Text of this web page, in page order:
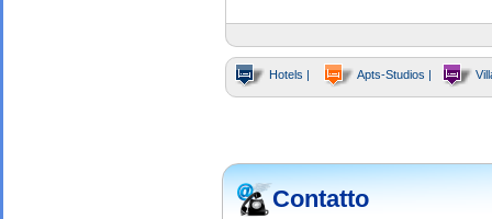
Hotels | Apts-Studios |
Contatto